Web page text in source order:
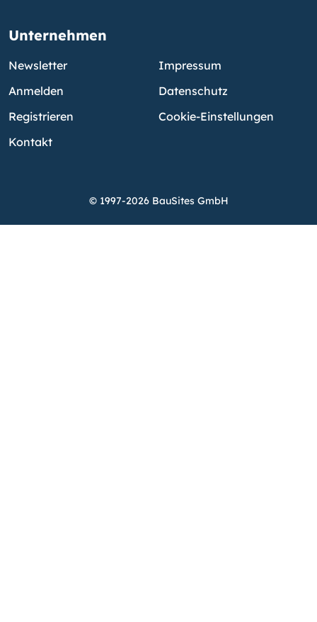
Unternehmen
Newsletter
Anmelden
Registrieren
Kontakt
Impressum
Datenschutz
Cookie-Einstellungen
© 1997-2026 BauSites GmbH